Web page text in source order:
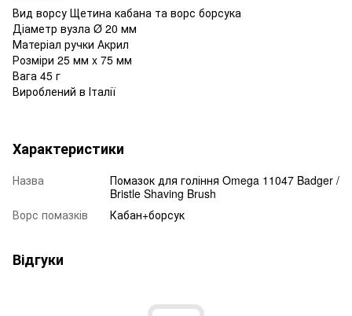
Вид ворсу Щетина кабана та ворс борсука
Діаметр вузла Ø 20 мм
Матеріал ручки Акрил
Розміри 25 мм x 75 мм
Вага 45 г
Вироблений в Італії
Характеристики
Назва
Помазок для гоління Omega 11047 Badger /
Bristle Shaving Brush
Ворс помазків
Кабан+борсук
Відгуки